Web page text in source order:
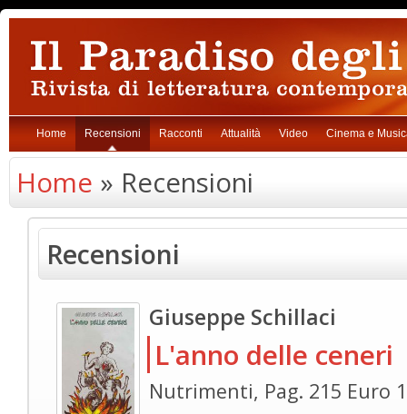
Home Recensioni Racconti Attualità Video Cinema e
Home » Recensioni
Recensioni
Giuseppe Schillaci
L'anno delle ceneri
Nutrimenti, Pag. 215 Euro